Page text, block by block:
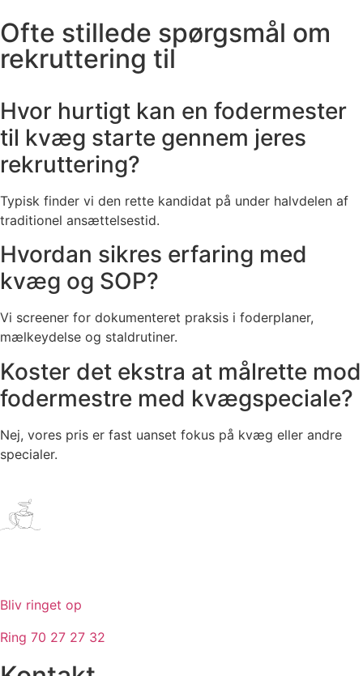
Ofte stillede spørgsmål om
rekruttering til
Hvor hurtigt kan en fodermester
til kvæg starte gennem jeres
rekruttering?
Typisk finder vi den rette kandidat på under halvdelen af
traditionel ansættelsestid.
Hvordan sikres erfaring med
kvæg og SOP?
Vi screener for dokumenteret praksis i foderplaner,
mælkeydelse og staldrutiner.
Koster det ekstra at målrette mod
fodermestre med kvægspeciale?
Nej, vores pris er fast uanset fokus på kvæg eller andre
specialer.
Bliv ringet op
Ring 70 27 27 32